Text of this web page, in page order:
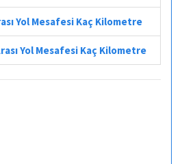
Yol Mesafesi Kaç Kilometre
Yol Mesafesi Kaç Kilometre